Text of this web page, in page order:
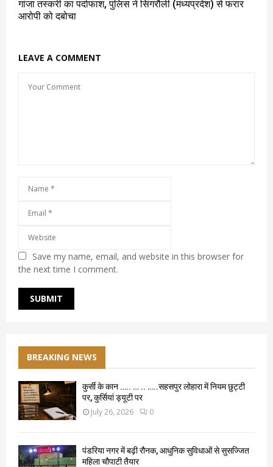
गांजा तस्करी का पर्दाफाश, पुलिस ने सिंगरौली (मध्यप्रदेश) से फरार
आरोपी को दबोचा
LEAVE A COMMENT
Save my name, email, and website in this browser for
the next time I comment.
BREAKING NEWS
कुर्सी के कान ….. … .. …..सहसपुर लोहारा में नियम छुट्टी
पर, कुर्सियां ड्यूटी पर
July 26, 2026 0
पंडरिया नगर में बढ़ी रौनक, आधुनिक सुविधाओं से सुसज्जित
महिला चौपाटी तैयार